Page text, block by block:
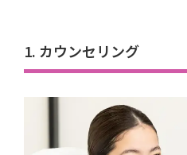
1. カウンセリング